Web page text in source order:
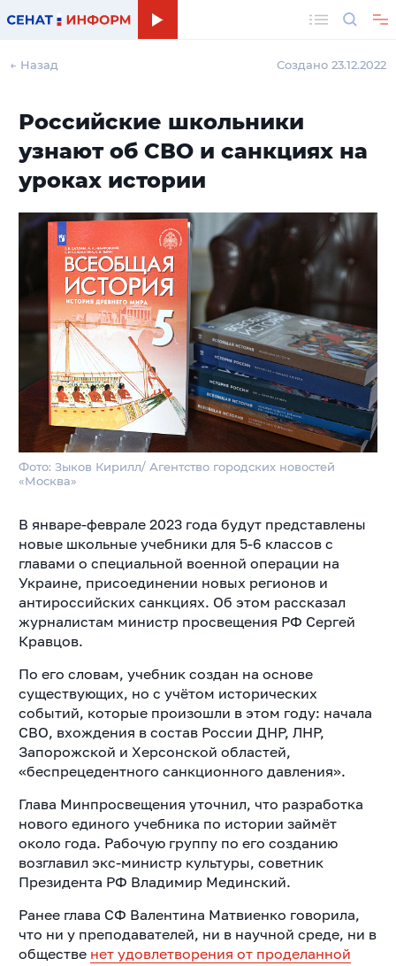
← Назад Создано 23.12.2022
Российские школьники
узнают об СВО и санкциях на
уроках истории
Фото: Зыков Кирилл/ Агентство городских новостей
«Москва»
В январе-феврале 2023 года будут представлены
новые школьные учебники для 5-6 классов с
главами о специальной военной операции на
Украине, присоединении новых регионов и
антироссийских санкциях. Об этом рассказал
журналистам министр просвещения РФ Сергей
Кравцов.
По его словам, учебник создан на основе
существующих, но с учётом исторических
событий, которые произошли в этом году: начала
СВО, вхождения в состав России ДНР, ЛНР,
Запорожской и Херсонской областей,
«беспрецедентного санкционного давления».
Глава Минпросвещения уточнил, что разработка
нового единого учебника по истории займёт
около года. Рабочую группу по его созданию
возглавил экс-министр культуры, советник
Президента РФ Владимир Мединский.
Ранее глава СФ Валентина Матвиенко говорила,
что ни у преподавателей, ни в научной среде, ни в
обществе нет удовлетворения от проделанной